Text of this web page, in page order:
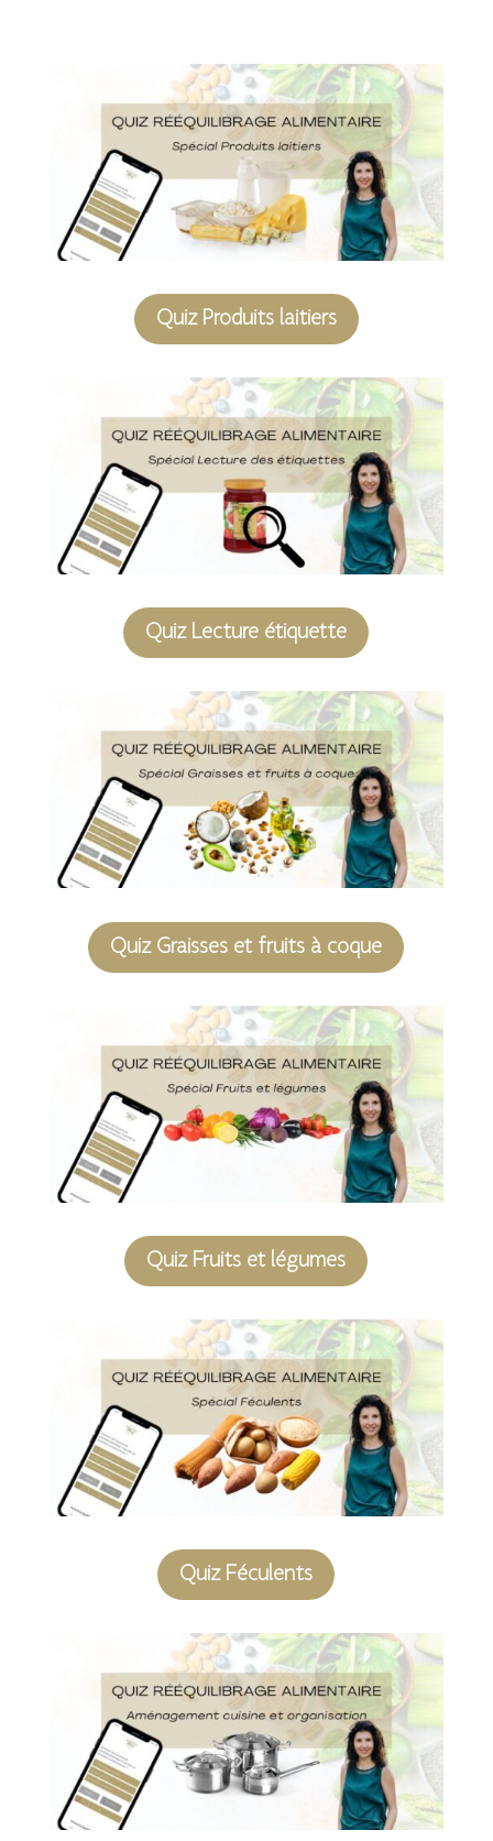
Quiz Produits laitiers
Quiz Lecture étiquette
Quiz Graisses et fruits à coque
Quiz Fruits et légumes
Quiz Féculents